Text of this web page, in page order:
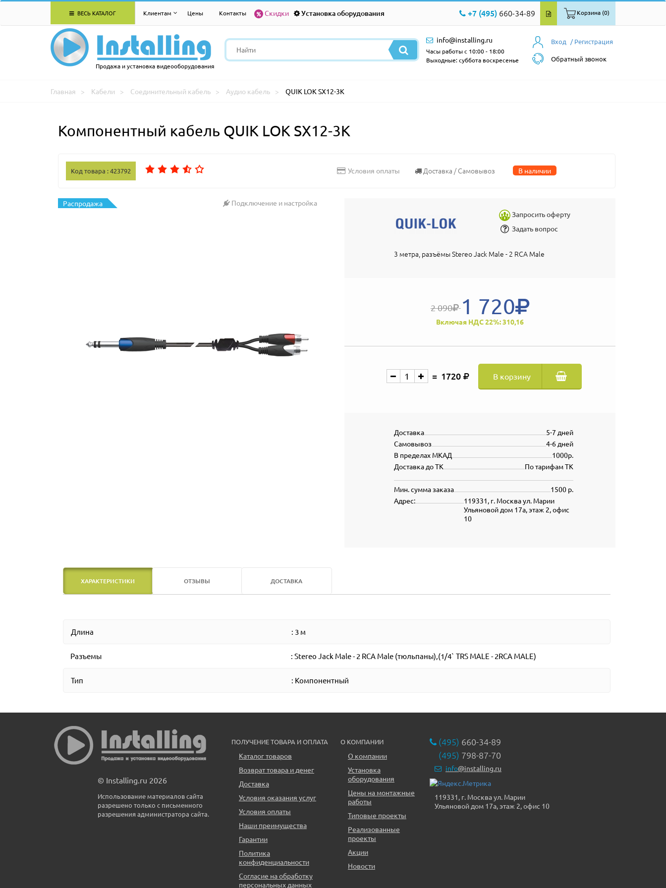
ВЕСЬ КАТАЛОГ Клиентам Цены Контакты Скидки Установка оборудования +7 (495) 660-34-89 Корзина (0)
Продажа и установка видеооборудования
Вход / Регистрация
Обратный звонок
info@installing.ru
Часы работы с 10:00 - 18:00
Выходные: суббота воскресенье
Главная Кабели Соединительный кабель Аудио кабель QUIK LOK SX12-3K
Компонентный кабель QUIK LOK SX12-3K
Код товара : 423792 Условия оплаты Доставка / Самовывоз В наличии
Распродажа
Подключение и настройка
Запросить оферту
Задать вопрос
3 метра, разъёмы Stereo Jack Male - 2 RCA Male
2 090 1 720
Включая НДС 22%: 310,16
1720 В корзину
5-7 дней
Доставка
4-6 дней
Самовывоз
1000р.
В пределах МКАД
По тарифам ТК
Доставка до ТК
1500 р.
Мин. сумма заказа
119331, г. Москва ул. Марии
Ульяновой дом 17а, этаж 2, офис
10
Адрес:
ХАРАКТЕРИСТИКИ ОТЗЫВЫ ДОСТАВКА
Длина : 3 м
Разъемы : Stereo Jack Male - 2 RCA Male (тюльпаны),(1/4` TRS MALE - 2RCA MALE)
Тип : Компонентный
© Installing.ru 2026
Использование материалов сайта
разрешено только с письменного
разрешения администратора сайта.
ПОЛУЧЕНИЕ ТОВАРА И ОПЛАТА
Каталог товаров
Возврат товара и денег
Доставка
Условия оказания услуг
Условия оплаты
Наши преимущества
Гарантии
Политика
конфиденциальности
Согласие на обработку
персональных данных
О КОМПАНИИ
О компании
Установка
оборудования
Цены на монтажные
работы
Типовые проекты
Реализованные
проекты
Акции
Новости
(495) 660-34-89
(495) 798-87-70
info@installing.ru
119331, г. Москва ул. Марии
Ульяновой дом 17а, этаж 2, офис 10